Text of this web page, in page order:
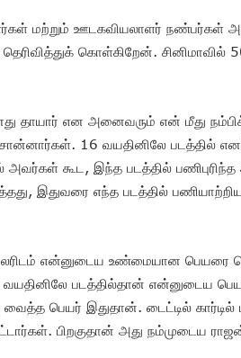
மற்றும் ஊடகவியலாளர்
கொள்கிறேன்.
தாயார் என அனைவரும் என் மீது
16 வயதினிலே படத்தில்
அவர்கள் கூட, இந்த படத்தில்
இதுவரை எந்த படத்தில்
பலரிடம் என்னுடைய உண்மையான
படத்தில்தான் என்னுடைய
பெயர் இதுதான். டைட்டில் கார்டில்
பிறகுதான் அது நம்முடைய